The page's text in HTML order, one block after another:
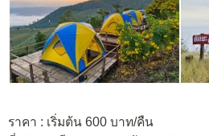
ราคา : เริ่มต้น 600 บาท/คืน